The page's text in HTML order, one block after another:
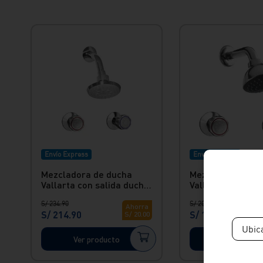
Envío Express
Mezcladora de ducha
Vallarta con salida ducha
S/ 234.90
S/ 214.90
Ahorra
S/ 20.00
Ver producto
Envío Express
Mezcladora de
Vallarta con salida Barú -
S/ 204
S/ 189
Ver